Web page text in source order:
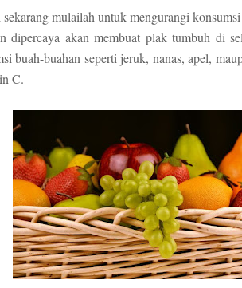
mulailah untuk mengurangi
dipercaya akan membuat plak tumbuh di
buah-buahan seperti jeruk, nanas, apel,
C.